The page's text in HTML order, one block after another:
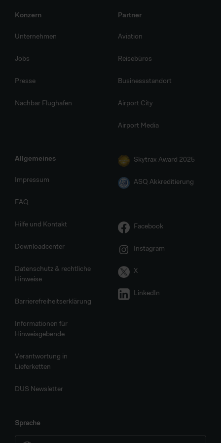
Daten verarbeiten.
Konzern
Unternehmen
Jobs
Presse
Nachbar Flughafen
Partner
Aviation
Reisebüros
Businessstandort
Airport City
Airport Media
Allgemeines
Impressum
FAQ
Hilfe und Kontakt
Downloadcenter
Datenschutz & rechtliche
Hinweise
Barrierefreiheitserklärung
Informationen für
Hinweisgebende
Verantwortung in
Lieferketten
DUS Newsletter
Skytrax Award 2025
ASQ Akkreditierung
Facebook
Instagram
X
LinkedIn
Sprache